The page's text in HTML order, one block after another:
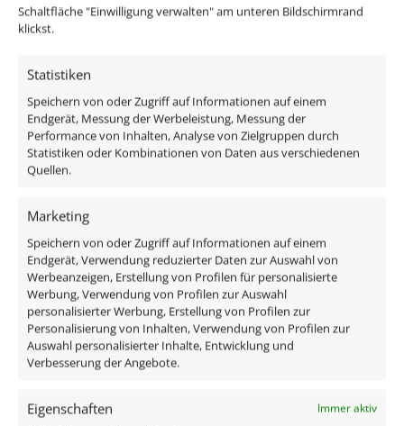
Schaltfläche "Einwilligung verwalten" am unteren Bildschirmrand
klickst.
Statistiken
Speichern von oder Zugriff auf Informationen auf einem
Endgerät, Messung der Werbeleistung, Messung der
Performance von Inhalten, Analyse von Zielgruppen durch
Statistiken oder Kombinationen von Daten aus verschiedenen
Quellen.
Marketing
Speichern von oder Zugriff auf Informationen auf einem
Endgerät, Verwendung reduzierter Daten zur Auswahl von
Werbeanzeigen, Erstellung von Profilen für personalisierte
Werbung, Verwendung von Profilen zur Auswahl
personalisierter Werbung, Erstellung von Profilen zur
Personalisierung von Inhalten, Verwendung von Profilen zur
Auswahl personalisierter Inhalte, Entwicklung und
Verbesserung der Angebote.
Eigenschaften Immer aktiv
diesen Einbaustrahler in 13cm Durchmesser? Dann
sind unsere
Hier geht's zu unseren Innenringen
Passendes Zubehör:
WLAN-Steuerset
Funkdimmer-Set
Steuerset Philips Hue / ZigBee
Im Lieferumfang enthalten sind:
1x Forma Einbaurahmen Aluminium Eisen-
1x 9W DC 24V RGB + CCT Aluminium LED-Modul